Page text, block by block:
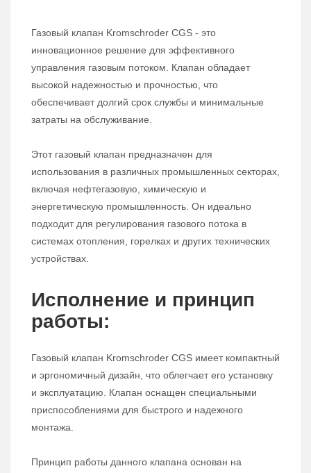
Газовый клапан Kromschroder CGS - это
инновационное решение для эффективного
управления газовым потоком. Клапан обладает
высокой надежностью и прочностью, что
обеспечивает долгий срок службы и минимальные
затраты на обслуживание.
Этот газовый клапан предназначен для
использования в различных промышленных секторах,
включая нефтегазовую, химическую и
энергетическую промышленность. Он идеально
подходит для регулирования газового потока в
системах отопления, горелках и других технических
устройствах.
Исполнение и принцип
работы:
Газовый клапан Kromschroder CGS имеет компактный
и эргономичный дизайн, что облегчает его установку
и эксплуатацию. Клапан оснащен специальными
приспособлениями для быстрого и надежного
монтажа.
Принцип работы данного клапана основан на